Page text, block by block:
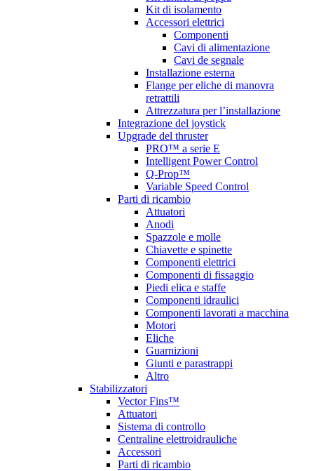
Kit di isolamento
Accessori elettrici
Componenti
Cavi di alimentazione
Cavi de segnale
Installazione esterna
Flange per eliche di manovra
retrattili
Attrezzatura per l’installazione
Integrazione del joystick
Upgrade del thruster
PRO™ a serie E
Intelligent Power Control
Q-Prop™
Variable Speed Control
Parti di ricambio
Attuatori
Anodi
Spazzole e molle
Chiavette e spinette
Componenti elettrici
Componenti di fissaggio
Piedi elica e staffe
Componenti idraulici
Componenti lavorati a macchina
Motori
Eliche
Guarnizioni
Giunti e parastrappi
Altro
Stabilizzatori
Vector Fins™
Attuatori
Sistema di controllo
Centraline elettroidrauliche
Accessori
Parti di ricambio